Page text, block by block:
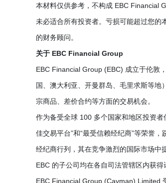
本材料仅供参考，不构成 EBC Financial
未必适合所有投资者。亏损可能超过您的
的财务顾问。
关于 EBC Financial Group
EBC Financial Group (EBC) 成立于伦敦
国、澳大利亚、开曼群岛、毛里求斯等
宗商品、差价合约等方面的交易机会。
作为备受全球 100 多个国家和地区投资
佳交易平台”和“最受信赖经纪商”等荣誉
经纪商行列，其在竞争激烈的国际市场中
EBC 的子公司均在各自司法管辖区内获
EBC Financial Group (Cayman) Limited